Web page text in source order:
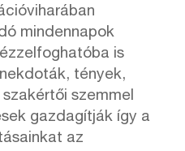
mindennapok
is
tények,
szemmel
gazdagítják így a
az